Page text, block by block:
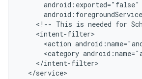
<!-- This is needed for
<action
<category
</service>